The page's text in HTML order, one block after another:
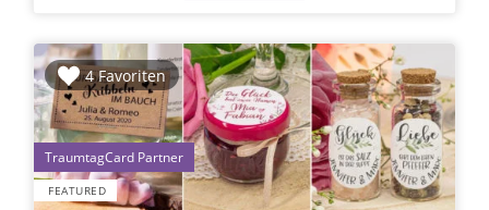
4 Favoriten
FEATURED
1